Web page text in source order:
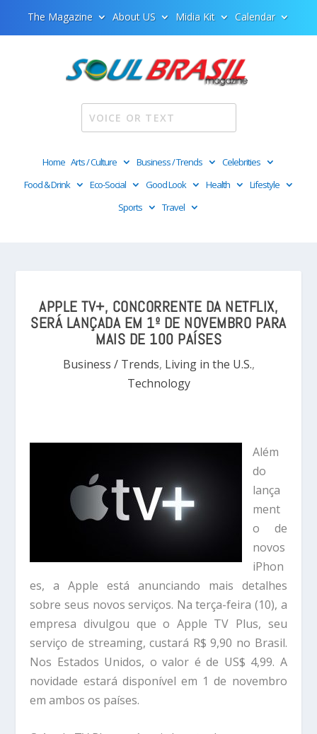
The Magazine About US Midia Kit Calendar
Home Arts / Culture Business / Trends
Celebrities
Food & Drink
Eco-Social Good Look Health
Lifestyle
Sports
Travel
APPLE TV+, CONCORRENTE DA NETFLIX,
SERÁ LANÇADA EM 1º DE NOVEMBRO PARA
MAIS DE 100 PAÍSES
Business / Trends, Living in the U.S.,
Technology
Além
do
lança
ment
o de
novos
iPhon
es, a Apple está anunciando mais detalhes
sobre seus novos serviços. Na terça-feira (10), a
empresa divulgou que o Apple TV Plus, seu
serviço de streaming, custará R$ 9,90 no Brasil.
Nos Estados Unidos, o valor é de US$ 4,99. A
novidade estará disponível em 1 de novembro
em ambos os países.